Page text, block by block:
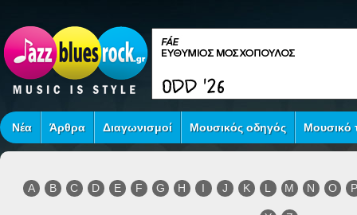
Νέα Άρθρα Διαγωνισμοί Μουσικός οδηγός Μουσικό
A B C D E F G H I J K L M N O P